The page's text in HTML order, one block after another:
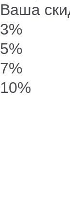
Ваша
3%
5%
7%
10%